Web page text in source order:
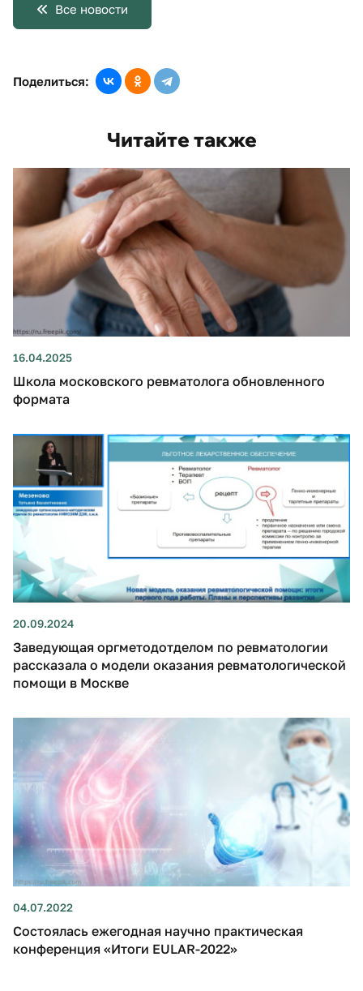
Все новости
Поделиться:
Читайте также
16.04.2025
Школа московского ревматолога обновленного
формата
20.09.2024
Заведующая оргметодотделом по ревматологии
рассказала о модели оказания ревматологической
помощи в Москве
04.07.2022
Состоялась ежегодная научно практическая
конференция «Итоги EULAR-2022»